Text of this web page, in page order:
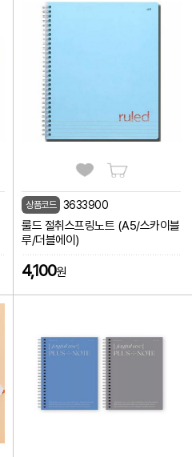
상품코드 3633900
룰드 절취스프링노트 (A5/스카이블
루/더블에이)
4,100원